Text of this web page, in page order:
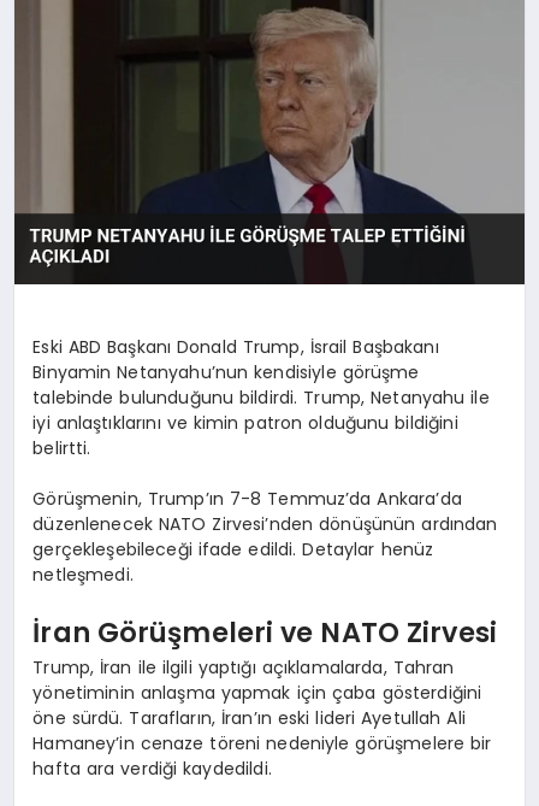
EĞITIM
Eski ABD Başkanı Donald Trump, İsrail Başbakanı
Binyamin Netanyahu’nun kendisiyle görüşme
talebinde bulunduğunu bildirdi. Trump, Netanyahu ile
iyi anlaştıklarını ve kimin patron olduğunu bildiğini
belirtti.
Görüşmenin, Trump’ın 7-8 Temmuz’da Ankara’da
düzenlenecek NATO Zirvesi’nden dönüşünün ardından
gerçekleşebileceği ifade edildi. Detaylar henüz
netleşmedi.
İran Görüşmeleri ve NATO Zirvesi
Trump, İran ile ilgili yaptığı açıklamalarda, Tahran
yönetiminin anlaşma yapmak için çaba gösterdiğini
öne sürdü. Tarafların, İran’ın eski lideri Ayetullah Ali
Hamaney’in cenaze töreni nedeniyle görüşmelere bir
hafta ara verdiği kaydedildi.